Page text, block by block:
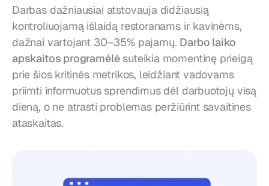
Darbas dažniausiai atstovauja didžiausią
kontroliuojamą išlaidą restoranams ir kavinėms,
dažnai vartojant 30–35% pajamų. Darbo laiko
apskaitos programėlė suteikia momentinę prieigą
prie šios kritinės metrikos, leidžiant vadovams
priimti informuotus sprendimus dėl darbuotojų visą
dieną, o ne atrasti problemas peržiūrint savaitines
ataskaitas.